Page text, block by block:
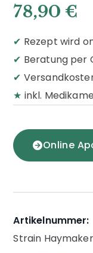
78,90 €
✔ Rezept wird
✔ Beratung per
✔
★ inkl.
Online
Artikelnummer:
Strain Haymaker